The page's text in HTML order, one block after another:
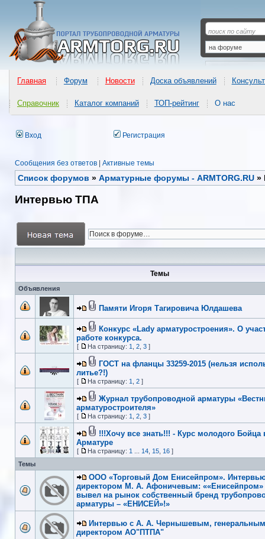
Главная Форум Новости Доска объявлений
Справочник Каталог компаний ТОП-рейтинг О нас
Вход Регистрация
Сообщения без ответов | Активные темы
Список форумов » Арматурные форумы - ARMTORG.RU »
Интервью ТПА
Темы
Объявления
Памяти Игоря Тагировича Юлдашева
Конкурс «Lady арматуростроения». О
работе конкурса.
[ На страницу: 1 2 3 ]
ГОСТ на фланцы 33259-2015 (нельзя
литье?!)
[ На страницу: 1 2 ]
Журнал трубопроводной арматуры
арматуростроителя»
[ На страницу: 1 2 3 ]
!!!Хочу все знать!!! - Курс молодого Бойца
Арматуре
[ На страницу: 1 14 15 16 ]
Темы
ООО «Торговый Дом Енисейпром». Интервью
директором М. А. Афоничевым: ««Енисейпром»
вывел на рынок собственный бренд
арматуры – «ЕНИСЕЙ»!»
Интервью с А. А. Чернышевым, генеральным
директором АО"ПТПА"